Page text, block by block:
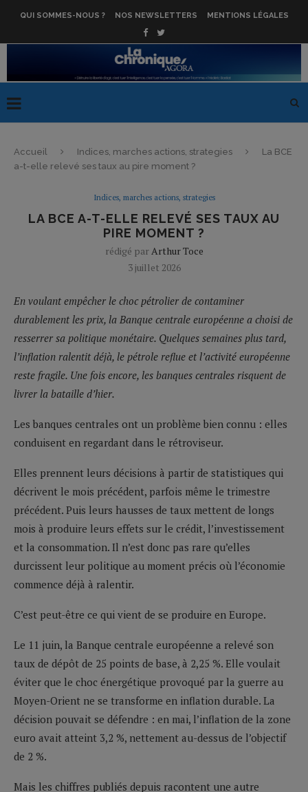
QUI SOMMES-NOUS ? NOS NEWSLETTERS MENTIONS LÉGALES
Accueil Indices, marches actions, strategies
La BCE
a-t-elle relevé ses taux au pire moment ?
Indices, marches actions, strategies
LA BCE A-T-ELLE RELEVÉ SES TAUX AU
PIRE MOMENT ?
rédigé parArthur Toce
3 juillet 2026
En voulant empêcher le choc pétrolier de contaminer
durablement les prix, la Banque centrale européenne a choisi de
resserrer sa politique monétaire. Quelques semaines plus tard,
l’inflation ralentit déjà, le pétrole reflue et l’activité européenne
reste fragile. Une fois encore, les banques centrales risquent de
livrer la bataille d’hier.
Les banques centrales ont un problème bien connu : elles
conduisent en regardant dans le rétroviseur.
Elles prennent leurs décisions à partir de statistiques qui
décrivent le mois précédent, parfois même le trimestre
précédent. Puis leurs hausses de taux mettent de longs
mois à produire leurs effets sur le crédit, l’investissement
et la consommation. Il n’est donc pas rare qu’elles
durcissent leur politique au moment précis où l’économie
commence déjà à ralentir.
C’est peut-être ce qui vient de se produire en Europe.
Le 11 juin, la Banque centrale européenne a relevé son
taux de dépôt de 25 points de base, à 2,25 %. Elle voulait
éviter que le choc énergétique provoqué par la guerre au
Moyen-Orient ne se transforme en inflation durable. La
décision pouvait se défendre : en mai, l’inflation de la zone
euro avait atteint 3,2 %, nettement au-dessus de l’objectif
de 2 %.
Mais les chiffres publiés depuis racontent une autre